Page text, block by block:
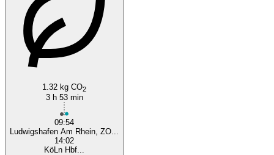
1.32 kg CO2
3 h 53 min
09:54
Ludwigshafen Am Rhein, ZO...
14:02
KöLn Hbf...